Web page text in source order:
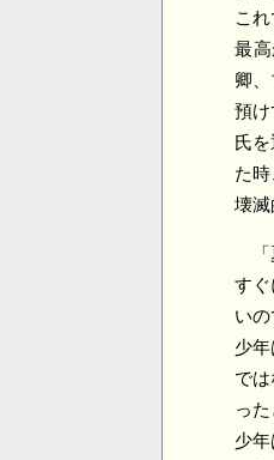
こ
最
卿
預
氏
た
壊滅
す
い
少
で
っ
少